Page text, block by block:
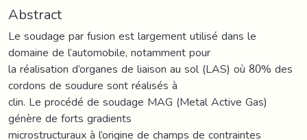
Abstract
Le soudage par fusion est largement utilisé dans le
domaine de l’automobile, notamment pour
la réalisation d’organes de liaison au sol (LAS) où 80% des
cordons de soudure sont réalisés à
clin. Le procédé de soudage MAG (Metal Active Gas)
génère de forts gradients
microstructuraux à l’origine de champs de contraintes